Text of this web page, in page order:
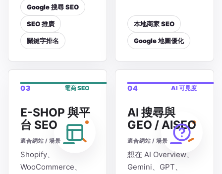
Google 搜尋 SEO
SEO 推廣
關鍵字排名
本地商家 SEO
Google 地圖優化
03 電商 SEO
E-SHOP 與平
台 SEO
適合網站 / 場景
Shopify、
WooCommerce、
04 AI 可見度
AI 搜尋與
GEO / AISEO
適合網站 / 場景
想在 AI Overview、
Gemini、GPT、